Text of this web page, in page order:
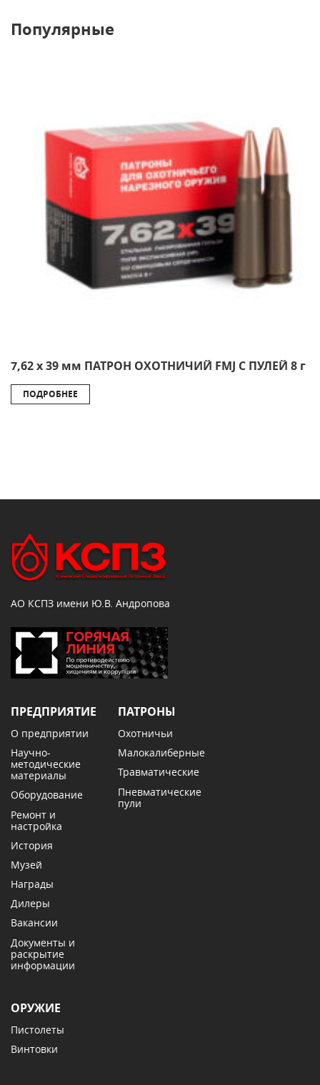
Популярные
7,62 х 39 мм ПАТРОН ОХОТНИЧИЙ FMJ С ПУЛЕЙ 8 г
ПОДРОБНЕЕ
АО КСПЗ имени Ю.В. Андропова
ПРЕДПРИЯТИЕ
О предприятии
Научно-
методические
материалы
Оборудование
Ремонт и
настройка
История
Музей
Награды
Дилеры
Вакансии
Документы и
раскрытие
информации
ПАТРОНЫ
Охотничьи
Малокалиберные
Травматические
Пневматические
пули
ОРУЖИЕ
Пистолеты
Винтовки